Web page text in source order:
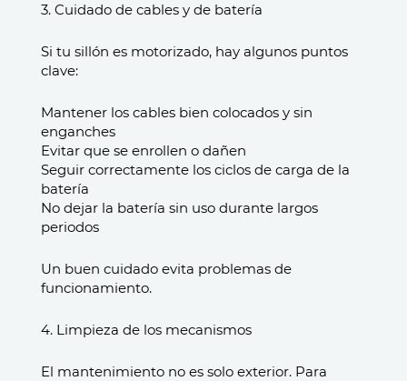
3. Cuidado de cables y de batería
Si tu sillón es motorizado, hay algunos puntos
clave:
Mantener los cables bien colocados y sin
enganches
Evitar que se enrollen o dañen
Seguir correctamente los ciclos de carga de la
batería
No dejar la batería sin uso durante largos
periodos
Un buen cuidado evita problemas de
funcionamiento.
4. Limpieza de los mecanismos
El mantenimiento no es solo exterior. Para